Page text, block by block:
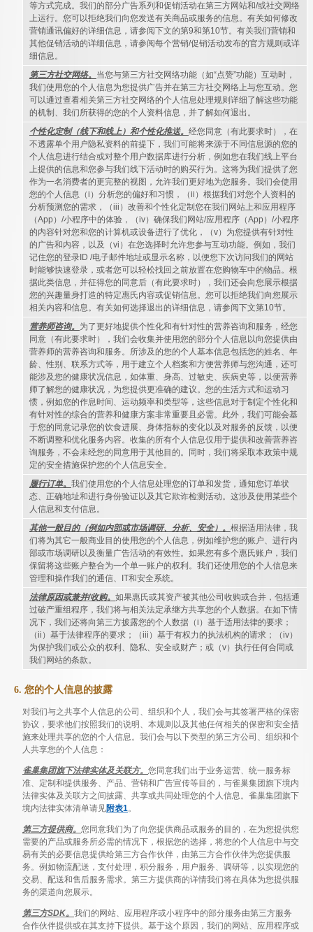
等方式完成。我们的部分广告系列和促销活动在第三方网站和/或社交网络
上运行。您可以拒绝我们向您发送有关商品或服务的信息。有关如何修改
营销通讯偏好的详细信息，请参阅下文的第9和第10节。有关我们营销和
其他促销活动的详细信息，请参阅每个营销/促销活动发布的官方规则或详
细信息。
第三方社交网络。 当您与第三方社交网络功能（如“点赞”功能）互动时，
我们使用您的个人信息为您提供广告并在第三方社交网络上与您互动。您
可以通过查看相关第三方社交网络的个人信息处理规则详细了解这些功能
的机制、我们所获得的您的个人资料信息，并了解如何退出。
个性化定制（线下和线上）和个性化推送。 经您同意（有此要求时），在
不透露单个用户隐私资料的前提下，我们可能将来源于不同信息源的您的
个人信息进行结合或对整个用户数据库进行分析，例如您在我们线上平台
上提供的信息和您参与我们线下活动时的购买行为。这将为我们提供了您
作为一名消费者的更完整的视图，允许我们更好地为您服务。我们会使用
您的个人信息（i）分析您的偏好和习惯，（ii）根据我们对您个人资料的
分析预测您的需求，（iii）改善和个性化定制您在我们网站上和应用程序
（App）/小程序中的体验，（iv）确保我们网站/应用程序（App）/小程序
的内容针对您和您的计算机或设备进行了优化，（v）为您提供有针对性
的广告和内容，以及（vi）在您选择时允许您参与互动功能。例如，我们
记住您的登录ID /电子邮件地址或显示名称，以便您下次访问我们的网站
时能够快速登录，或者您可以轻松找回之前放置在您购物车中的物品。根
据此类信息，并征得您的同意后（有此要求时），我们还会向您展示根据
您的兴趣量身打造的特定惠氏内容或促销信息。您可以拒绝我们向您展示
相关内容和信息。有关如何选择退出的详细信息，请参阅下文第10节。
营养师咨询。 为了更好地提供个性化和有针对性的营养咨询和服务，经您
同意（有此要求时），我们会收集并使用您的部分个人信息以向您提供由
营养师的营养咨询和服务。所涉及的您的个人基本信息包括您的姓名、年
龄、性别、联系方式等，用于建立个人档案和方便营养师与您沟通，还可
能涉及您的健康状况信息，如体重、身高、过敏史、疾病史等，以便营养
师了解您的健康状况，为您提供更准确的建议。您的生活方式和运动习
惯，例如您的作息时间、运动频率和类型等，这些信息对于制定个性化和
有针对性的综合的营养和健康方案非常重要且必需。此外，我们可能会基
于您的同意记录您的饮食进展、身体指标的变化以及对服务的反馈，以便
不断调整和优化服务内容。收集的所有个人信息仅用于提供和改善营养咨
询服务，不会未经您的同意用于其他目的。同时，我们将采取本政策中规
定的安全措施保护您的个人信息安全。
履行订单。 我们使用您的个人信息处理您的订单和发货，通知您订单状
态、正确地址和进行身份验证以及其它欺诈检测活动。这涉及使用某些个
人信息和支付信息。
其他一般目的（例如内部或市场调研、分析、安全）。 根据适用法律，我
们将为其它一般商业目的使用您的个人信息，例如维护您的账户、进行内
部或市场调研以及衡量广告活动的有效性。如果您有多个惠氏账户，我们
保留将这些账户整合为一个单一账户的权利。我们还使用您的个人信息来
管理和操作我们的通信、IT和安全系统。
法律原因或兼并/收购。 如果惠氏或其资产被其他公司收购或合并，包括通
过破产重组程序，我们将与相关法定承继方共享您的个人数据。在如下情
况下，我们还将向第三方披露您的个人数据（i）基于适用法律的要求；
（ii）基于法律程序的要求；（iii）基于有权力的执法机构的请求；（iv）
为保护我们或公众的权利、隐私、安全或财产；或（v）执行任何合同或
我们网站的条款。
6. 您的个人信息的披露
对我们与之共享个人信息的公司、组织和个人，我们会与其签署严格的保密
协议，要求他们按照我们的说明、本规则以及其他任何相关的保密和安全措
施来处理共享的您的个人信息。我们会与以下类型的第三方公司、组织和个
人共享您的个人信息：
雀巢集团旗下法律实体及关联方。 您同意我们出于业务运营、统一服务标
准、定制和提供服务、产品、营销和广告宣传等目的，与雀巢集团旗下境内
法律实体及关联方之间披露、共享或共同处理您的个人信息。雀巢集团旗下
境内法律实体清单请见附表1。
第三方提供商。 您同意我们为了向您提供商品或服务的目的，在为您提供您
需要的产品或服务所必需的情况下，根据您的选择，将您的个人信息中与交
易有关的必要信息提供给第三方合作伙伴，由第三方合作伙伴为您提供服
务。例如物流配送，支付处理，积分服务，用户服务、调研等，以实现您的
交易、配送和售后服务需求。第三方提供商的详情我们将在具体为您提供服
务的渠道向您展示。
第三方SDK。 我们的网站、应用程序或小程序中的部分服务由第三方服务
合作伙伴提供或在其支持下提供。基于这个原因，我们的网站、应用程序或